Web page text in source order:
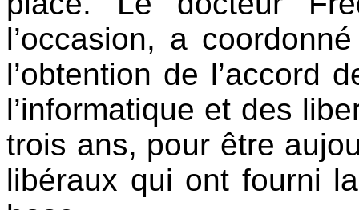
l’occasion, a
l’obtention de l’accord
l’informatique et des
trois ans, pour être
libéraux qui ont fourni